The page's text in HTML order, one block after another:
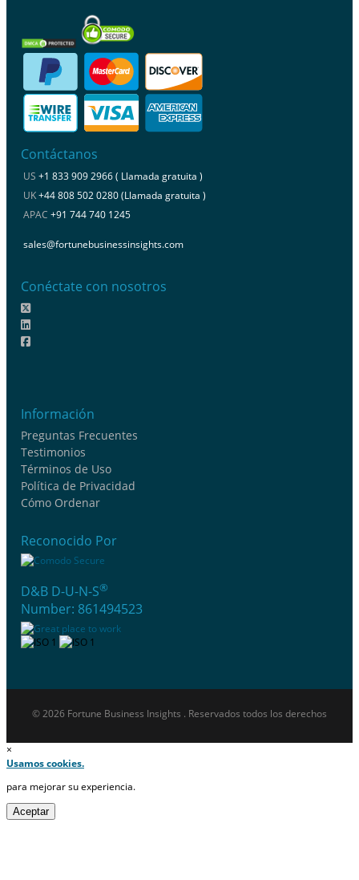
Contáctanos
US +1 833 909 2966 ( Llamada gratuita )
UK+44 808 502 0280 (Llamada gratuita )
APAC +91 744 740 1245
sales@fortunebusinessinsights.com
Conéctate con nosotros
Información
Preguntas Frecuentes
Testimonios
Términos de Uso
Política de Privacidad
Cómo Ordenar
Reconocido Por
D&B D-U-N-S®
Number: 861494523
© 2026 Fortune Business Insights . Reservados todos los derechos
×
Usamos cookies.
para mejorar su experiencia.
Aceptar